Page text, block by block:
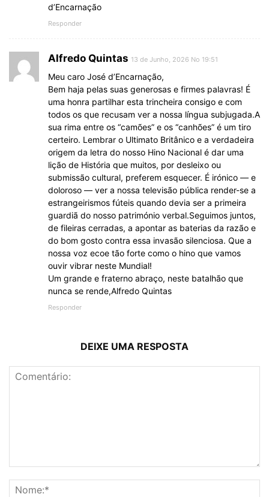
d’Encarnação
Responder
Alfredo Quintas 13 de Junho, 2026 No 19:51
Meu caro José d’Encarnação,
Bem haja pelas suas generosas e firmes palavras! É
uma honra partilhar esta trincheira consigo e com
todos os que recusam ver a nossa língua subjugada.A
sua rima entre os “camões” e os “canhões” é um tiro
certeiro. Lembrar o Ultimato Britânico e a verdadeira
origem da letra do nosso Hino Nacional é dar uma
lição de História que muitos, por desleixo ou
submissão cultural, preferem esquecer. É irónico — e
doloroso — ver a nossa televisão pública render-se a
estrangeirismos fúteis quando devia ser a primeira
guardiã do nosso património verbal.Seguimos juntos,
de fileiras cerradas, a apontar as baterias da razão e
do bom gosto contra essa invasão silenciosa. Que a
nossa voz ecoe tão forte como o hino que vamos
ouvir vibrar neste Mundial!
Um grande e fraterno abraço, neste batalhão que
nunca se rende,Alfredo Quintas
Responder
DEIXE UMA RESPOSTA